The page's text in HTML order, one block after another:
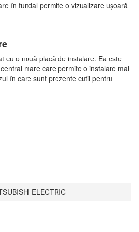
în fundal permite o vizualizare ușoară
cu o nouă placă de instalare. Ea este
mare care permite o instalare mai
în care sunt prezente cutii pentru
ELECTRIC